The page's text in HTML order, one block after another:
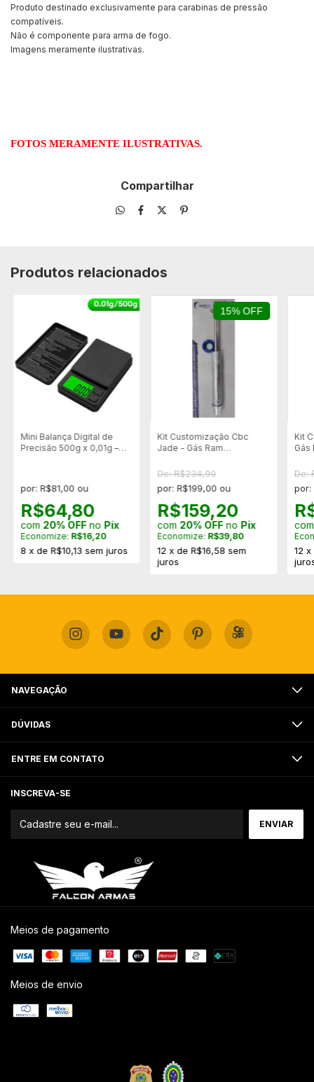
Produto destinado exclusivamente para carabinas de pressão
compatíveis.
Não é componente para arma de fogo.
Imagens meramente ilustrativas.
FOTOS MERAMENTE ILUSTRATIVAS.
Compartilhar
Produtos relacionados
Mini Balança Digital de
Precisão 500g x 0,01g –
por: R$81,00 ou
R$64,80
com 20% OFFno Pix
Economize: R$16,20
8 x de R$10,13 sem juros
15% OFF
Kit Customização Cbc
Jade - Gás Ram
De: R$234,90
por: R$199,00 ou
R$159,20
com 20% OFFno Pix
Economize: R$39,80
12 xdeR$16,58 sem
juros
Kit
Gás
De:
por:
12 x
NAVEGAÇÃO
DÚVIDAS
ENTRE EM CONTATO
INSCREVA-SE
Meios de pagamento
Meios de envio